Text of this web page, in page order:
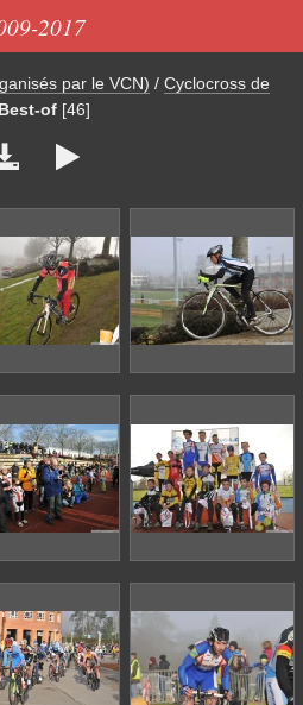
2017
par le VCN) / Cyclocross de
of [46]
